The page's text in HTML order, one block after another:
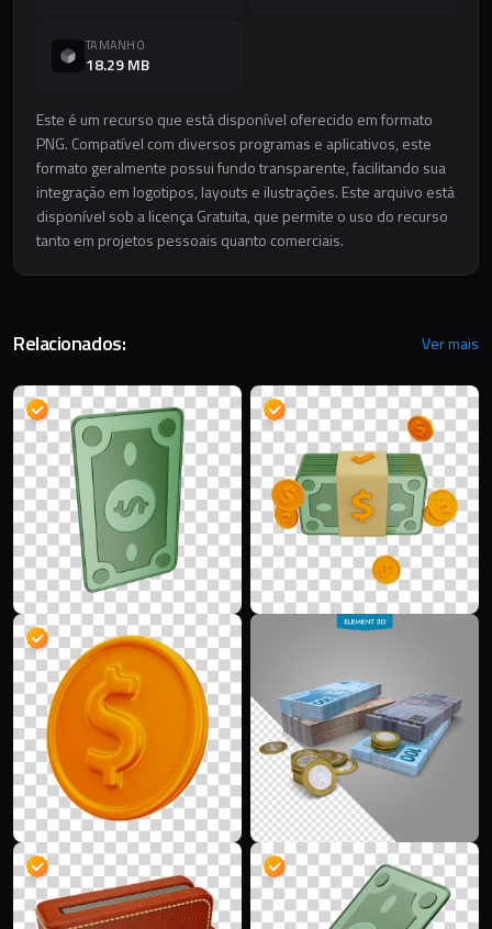
TAMANHO
18.29 MB
Este é um recurso que está disponível oferecido em formato
PNG. Compatível com diversos programas e aplicativos, este
formato geralmente possui fundo transparente, facilitando sua
integração em logotipos, layouts e ilustrações. Este arquivo está
disponível sob a licença Gratuita, que permite o uso do recurso
tanto em projetos pessoais quanto comerciais.
Relacionados: Ver mais